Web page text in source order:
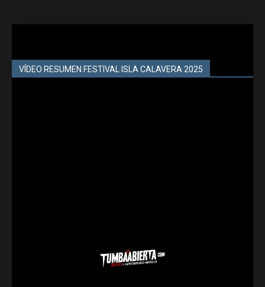
VÍDEO RESUMEN FESTIVAL ISLA CALAVERA 2025